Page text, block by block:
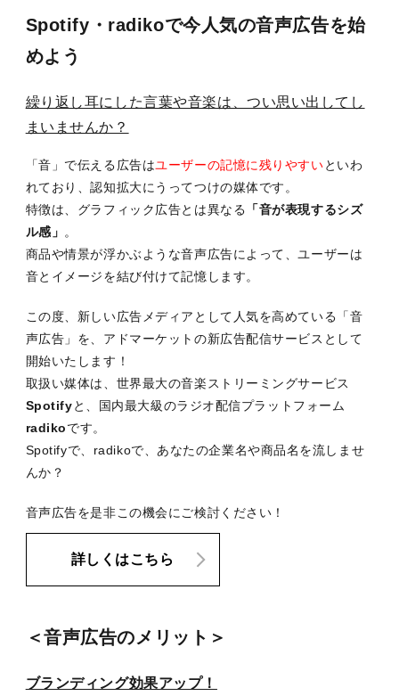
Spotify・radikoで今人気の音声広告を始
めよう
繰り返し耳にした言葉や音楽は、つい思い出してし
まいませんか？
「音」で伝える広告はユーザーの記憶に残りやすいといわ
れており、認知拡大にうってつけの媒体です。
特徴は、グラフィック広告とは異なる 「音が表現するシズ
ル感」 。
商品や情景が浮かぶような音声広告によって、ユーザーは
音とイメージを結び付けて記憶します。
この度、新しい広告メディアとして人気を高めている「音
声広告」を、アドマーケットの新広告配信サービスとして
開始いたします！
取扱い媒体は、世界最大の音楽ストリーミングサービス
Spotifyと、国内最大級のラジオ配信プラットフォーム
radikoです。
Spotifyで、radikoで、あなたの企業名や商品名を流しませ
んか？
音声広告を是非この機会にご検討ください！
詳しくはこちら
＜音声広告のメリット＞
ブランディング効果アップ！